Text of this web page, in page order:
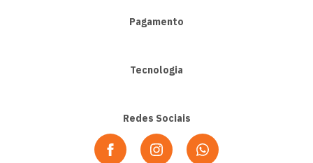
Pagamento
Tecnologia
Redes Sociais